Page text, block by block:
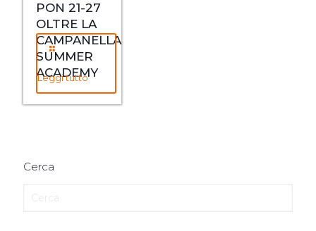
PON 21-27
OLTRE LA
CAMPANELLA
SUMMER
ACADEMY
Leggi tutto
Cerca